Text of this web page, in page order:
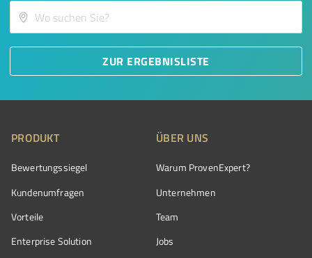
ZUR ERGEBNISLISTE
PRODUKT
Bewertungssiegel
Kundenumfragen
Vorteile
Enterprise Solution
ÜBER UNS
Warum ProvenExpert?
Unternehmen
Team
Jobs